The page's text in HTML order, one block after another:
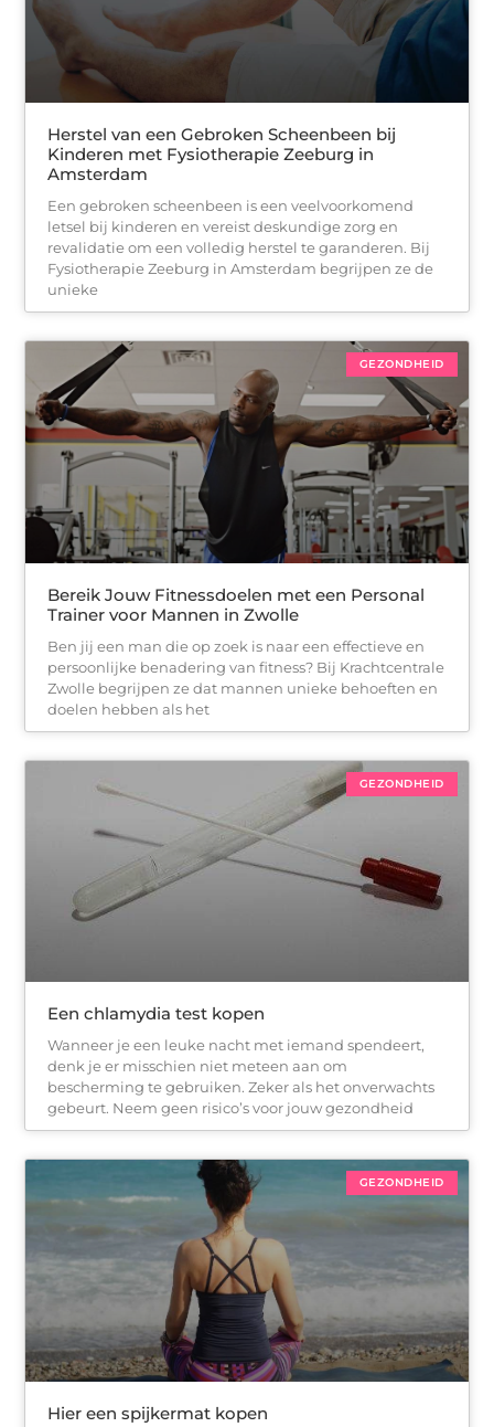
Herstel van een Gebroken Scheenbeen bij
Kinderen met Fysiotherapie Zeeburg in
Amsterdam
Een gebroken scheenbeen is een veelvoorkomend
letsel bij kinderen en vereist deskundige zorg en
revalidatie om een volledig herstel te garanderen. Bij
Fysiotherapie Zeeburg in Amsterdam begrijpen ze de
unieke
GEZONDHEID
Bereik Jouw Fitnessdoelen met een Personal
Trainer voor Mannen in Zwolle
Ben jij een man die op zoek is naar een effectieve en
persoonlijke benadering van fitness? Bij Krachtcentrale
Zwolle begrijpen ze dat mannen unieke behoeften en
doelen hebben als het
GEZONDHEID
Een chlamydia test kopen
Wanneer je een leuke nacht met iemand spendeert,
denk je er misschien niet meteen aan om
bescherming te gebruiken. Zeker als het onverwachts
gebeurt. Neem geen risico’s voor jouw gezondheid
GEZONDHEID
Hier een spijkermat kopen